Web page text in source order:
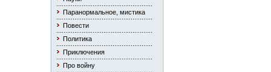
Паранормальное, мистика
Повести
Политика
Приключения
Про войну